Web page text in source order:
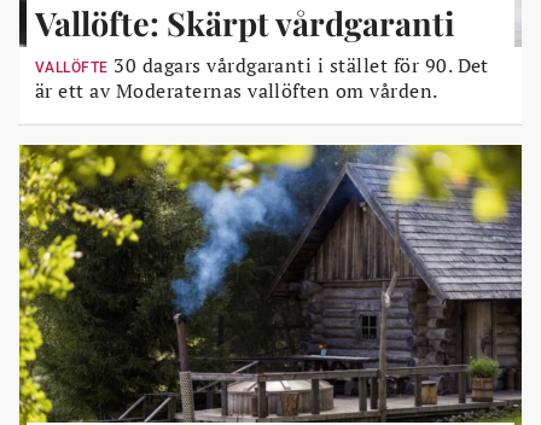
Vallöfte: Skärpt vårdgaranti
VALLÖFTE 30 dagars vårdgaranti i stället för 90. Det
är ett av Moderaternas vallöften om vården.